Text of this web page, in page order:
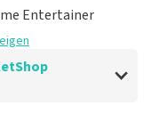
Entertainer